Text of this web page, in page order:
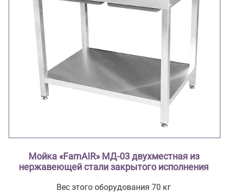
Мойка «FamAIR» МД-03 двухместная из
нержавеющей стали закрытого исполнения
Вес этого оборудования 70 кг